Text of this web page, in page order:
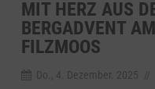
MIT HERZ AUS
BERGADVENT
FILZMOOS
Do., 4. Dezember. 2025